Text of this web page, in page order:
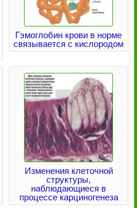
Гэмоглобин крови в норме
связывается с кислородом
Изменения клеточной
структуры,
наблюдающиеся в
процессе карциногенеза